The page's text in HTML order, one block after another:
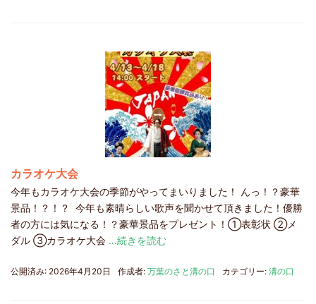
カラオケ大会
今年もカラオケ大会の季節がやってまいりました！ んっ！？豪華
景品！？！？ 今年も素晴らしい歌声を聞かせて頂きました！優勝
者の方には気になる！？豪華景品をプレゼント！①表彰状 ②メ
ダル ③カラオケ大会 …続きを読む
公開済み: 2026年4月20日 作成者: 万葉のさと溝の口 カテゴリー: 溝の口